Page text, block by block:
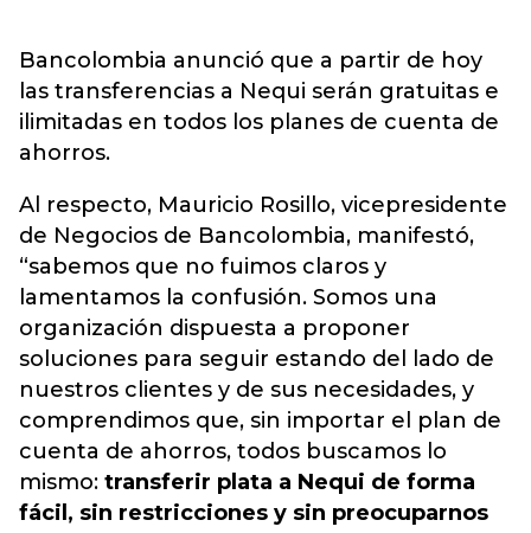
Bancolombia anunció que a partir de hoy
las transferencias a Nequi serán gratuitas e
ilimitadas en todos los planes de cuenta de
ahorros.
Al respecto, Mauricio Rosillo, vicepresidente
de Negocios de Bancolombia, manifestó,
“sabemos que no fuimos claros y
lamentamos la confusión. Somos una
organización dispuesta a proponer
soluciones para seguir estando del lado de
nuestros clientes y de sus necesidades, y
comprendimos que, sin importar el plan de
cuenta de ahorros, todos buscamos lo
mismo: transferir plata a Nequi de forma
fácil, sin restricciones y sin preocuparnos